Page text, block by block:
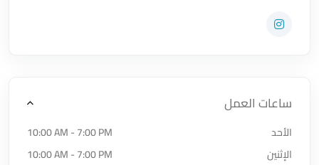
زيارة حساب المتجر على Instagram
ساعات العمل
الأحد
10:00 AM - 7:00 PM
الإثنين
10:00 AM - 7:00 PM